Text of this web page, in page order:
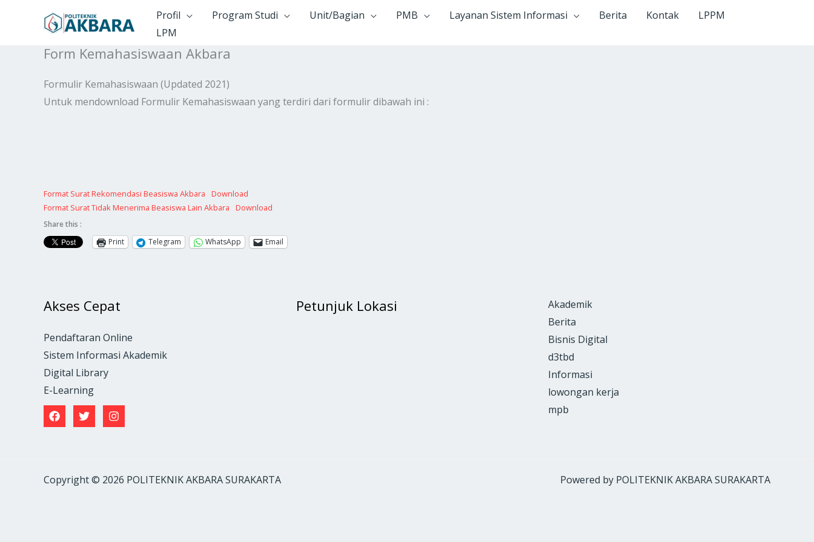
Profil Program Studi Unit/Bagian PMB Layanan Sistem Informasi Berita Kontak
LPPM
LPM
Form Kemahasiswaan Akbara
Formulir Kemahasiswaan (Updated 2021)
Untuk mendownload Formulir Kemahasiswaan yang terdiri dari formulir dibawah ini :
Format Surat Rekomendasi Beasiswa Akbara
Download
Format Surat Tidak Menerima Beasiswa Lain Akbara
Download
Share this :
Print
Telegram WhatsApp Email
Akses Cepat
Pendaftaran Online
Sistem Informasi Akademik
Digital Library
E-Learning
Petunjuk Lokasi
Akademik
Berita
Bisnis Digital
d3tbd
Informasi
lowongan kerja
mpb
Copyright © 2026 POLITEKNIK AKBARA SURAKARTA Powered by POLITEKNIK AKBARA SURAKARTA